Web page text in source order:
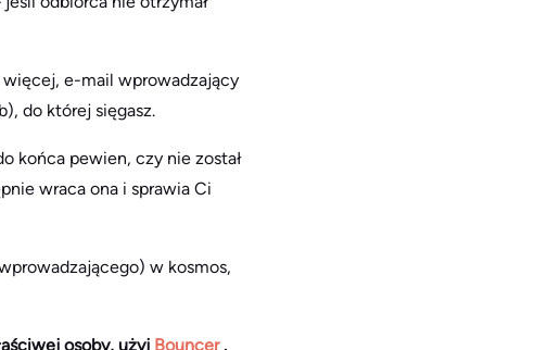
e-mail wprowadzający
do której sięgasz.
końca pewien, czy nie został
wraca ona i sprawia Ci
w kosmos,
osoby, użyj Bouncer.